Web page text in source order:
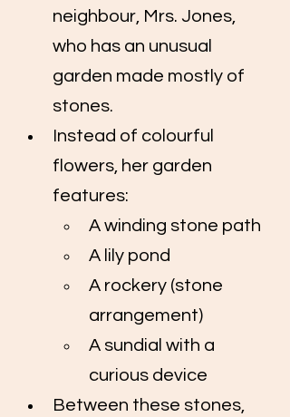
neighbour, Mrs. Jones,
who has an unusual
garden made mostly of
stones.
Instead of colourful
flowers, her garden
features:
A winding stone path
A lily pond
A rockery (stone
arrangement)
A sundial with a
curious device
Between these stones,